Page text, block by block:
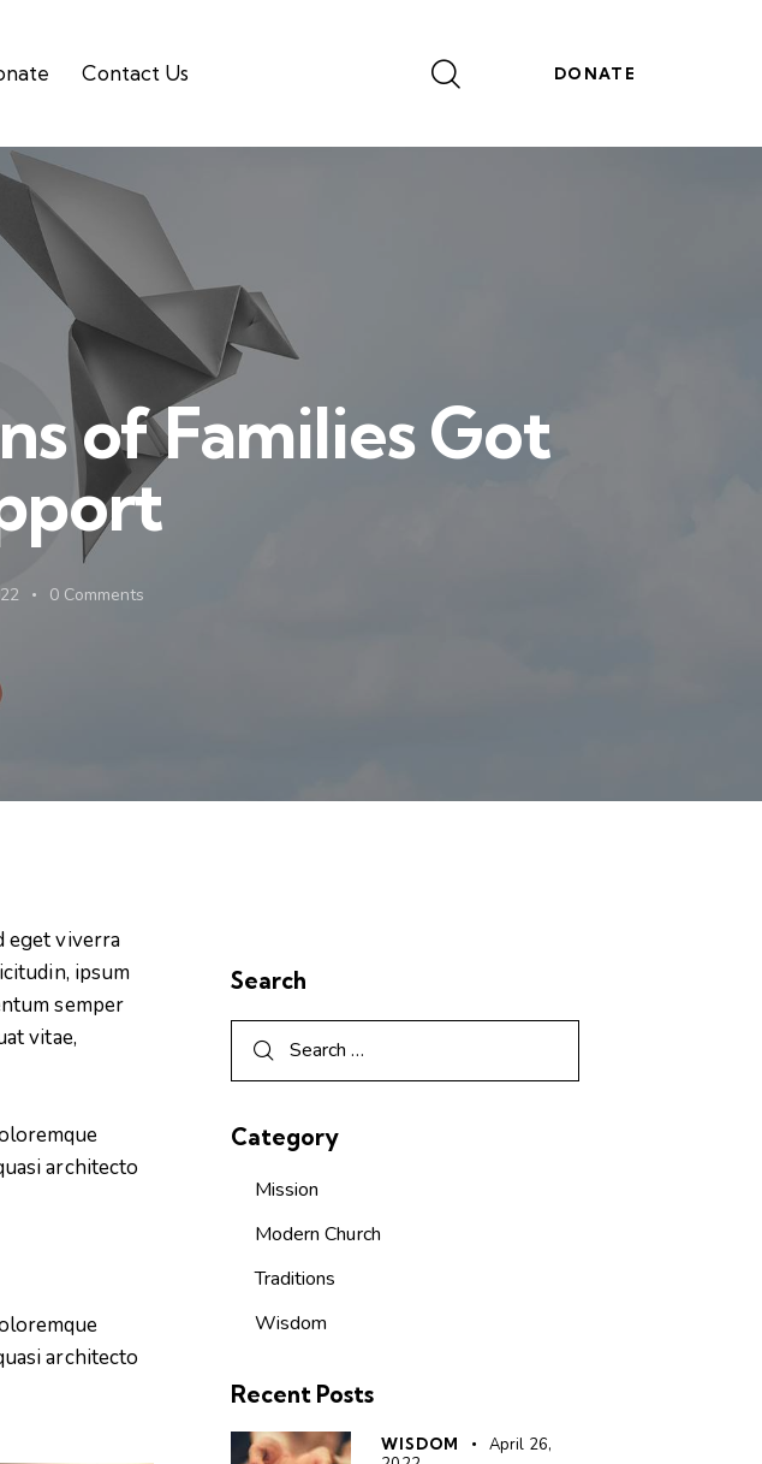
Contact Us DONATE
of Families Got
0 Comments
eget viverra
ipsum
semper
vitae,
architecto
architecto
Search
Category
Mission
Modern Church
Traditions
Wisdom
Recent Posts
WISDOM
April 26,